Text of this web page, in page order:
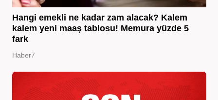
Hangi emekli ne kadar zam alacak? Kalem
kalem yeni maaş tablosu! Memura yüzde 5
fark
Haber7